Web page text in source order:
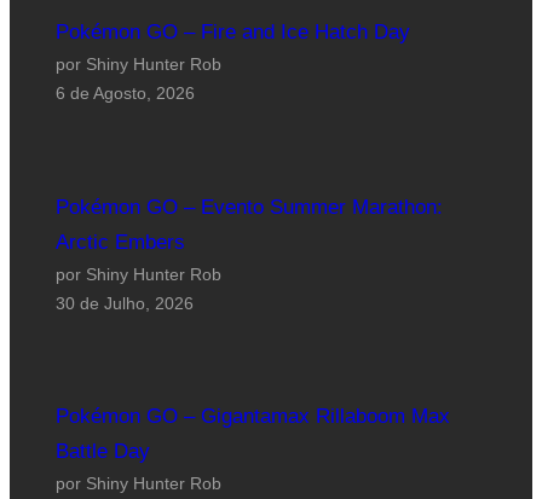
Pokémon GO – Fire and Ice Hatch Day
por Shiny Hunter Rob
6 de Agosto, 2026
Pokémon GO – Evento Summer Marathon:
Arctic Embers
por Shiny Hunter Rob
30 de Julho, 2026
Pokémon GO – Gigantamax Rillaboom Max
Battle Day
por Shiny Hunter Rob